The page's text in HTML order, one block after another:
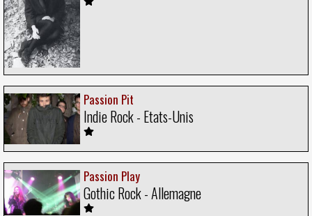
Passion Pit
Indie Rock - Etats-Unis
Passion Play
Gothic Rock - Allemagne